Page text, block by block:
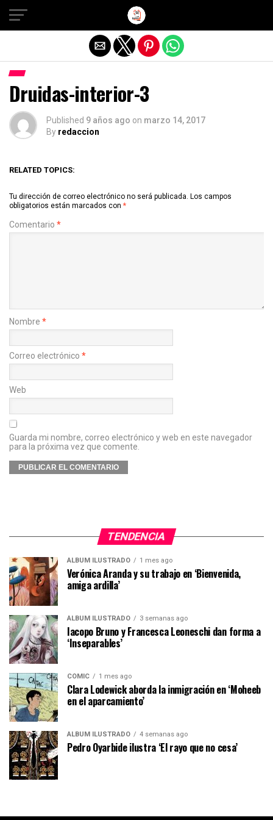
Druidas-interior-3
Published 9 años ago on marzo 14, 2017
By redaccion
RELATED TOPICS:
Tu dirección de correo electrónico no será publicada. Los campos
obligatorios están marcados con *
Comentario *
Nombre *
Correo electrónico *
Web
Guarda mi nombre, correo electrónico y web en este navegador
para la próxima vez que comente.
TENDENCIA
ÁLBUM ILUSTRADO 1 mes ago
Verónica Aranda y su trabajo en ‘Bienvenida,
amiga ardilla’
ÁLBUM ILUSTRADO 3 semanas ago
Iacopo Bruno y Francesca Leoneschi dan forma a
‘Inseparables’
CÓMIC 1 mes ago
Clara Lodewick aborda la inmigración en ‘Moheeb
en el aparcamiento’
ÁLBUM ILUSTRADO 4 semanas ago
Pedro Oyarbide ilustra ‘El rayo que no cesa’
Salir de la versión móvil